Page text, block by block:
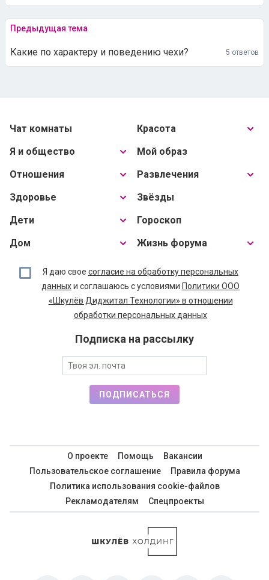
Предыдущая тема
Какие по характеру и поведению чехи? 5 ответов
Чат комнаты
Я и общество
Отношения
Здоровье
Дети
Дом
Красота
Мой образ
Развлечения
Звёзды
Гороскоп
Жизнь форума
Я даю свое согласие на обработку персональных
данныхи соглашаюсь с условиями Политики ООО
«Шкулёв Диджитал Технологии» в отношении
обработки персональных данных
Подписка на рассылку
ПОДПИСАТЬСЯ
О проекте Помощь
Вакансии
Пользовательское соглашение
Правила форума
Политика использования cookie-файлов
Рекламодателям
Спецпроекты